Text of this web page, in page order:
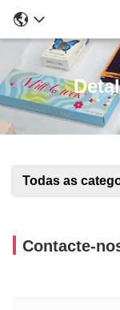
Todas as
Contacte-